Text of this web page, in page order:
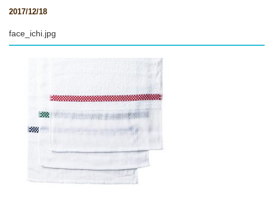
2017/12/18
face_ichi.jpg